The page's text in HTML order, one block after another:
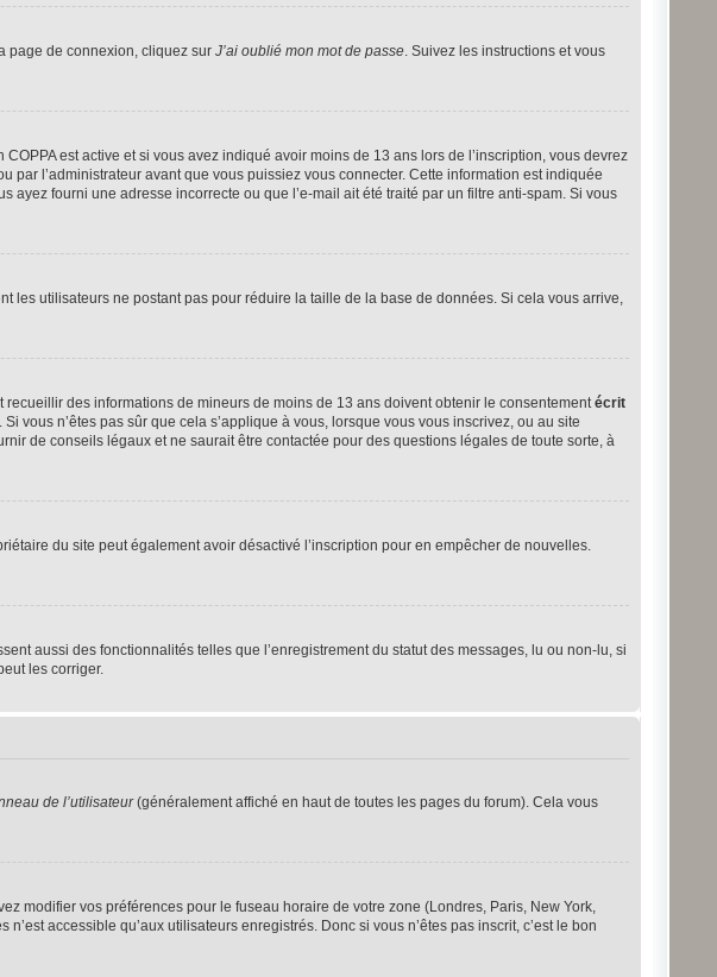
page de connexion, cliquez sur J’ai oublié mon mot de passe. Suivez les instructions et vous
est active et si vous avez indiqué avoir moins de 13 ans lors de l’inscription, vous devrez
l’administrateur avant que vous puissiez vous connecter. Cette information est indiquée
ayez fourni une adresse incorrecte ou que l’e-mail ait été traité par un filtre anti-spam. Si vous
les utilisateurs ne postant pas pour réduire la taille de la base de données. Si cela vous arrive,
des informations de mineurs de moins de 13 ans doivent obtenir le consentementécrit
vous n’êtes pas sûr que cela s’applique à vous, lorsque vous vous inscrivez, ou au site
de conseils légaux et ne saurait être contactée pour des questions légales de toute sorte, à
du site peut également avoir désactivé l’inscription pour en empêcher de nouvelles.
aussi des fonctionnalités telles que l’enregistrement du statut des messages, lu ou non-lu, si
les corriger.
de l’utilisateur(généralement affiché en haut de toutes les pages du forum). Cela vous
modifier vos préférences pour le fuseau horaire de votre zone (Londres, Paris, New York,
accessible qu’aux utilisateurs enregistrés. Donc si vous n’êtes pas inscrit, c’est le bon